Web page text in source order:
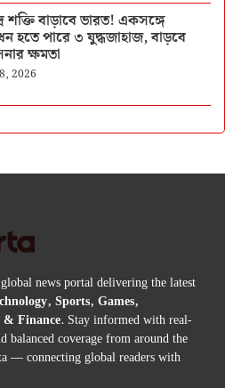
শক্তি বাড়াবে ভারত! একসঙ্গে
হতে পারে ৩ যুদ্ধজাহাজ, বাড়বে
ক্ষমতা
2026
news portal delivering the latest
Sports, Games,
& Finance. Stay informed with real-
balanced coverage from around the
— connecting global readers with